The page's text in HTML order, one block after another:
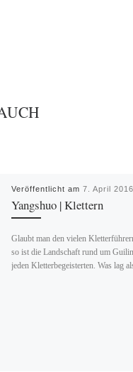
Veröffentlicht am 7. April 2016
Yangshuo | Klettern
Glaubt man den vielen
so ist die Landschaft rund um
jeden Kletterbegeisterten. Was lag